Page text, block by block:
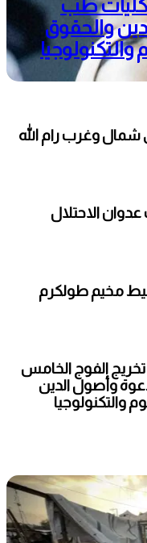
طب
والحقوق
والتكنولوجيا
وغرب رام الله
الاحتلال
مخيم طولكرم
الفوج الخامس
وأصول الدين
والتكنولوجيا